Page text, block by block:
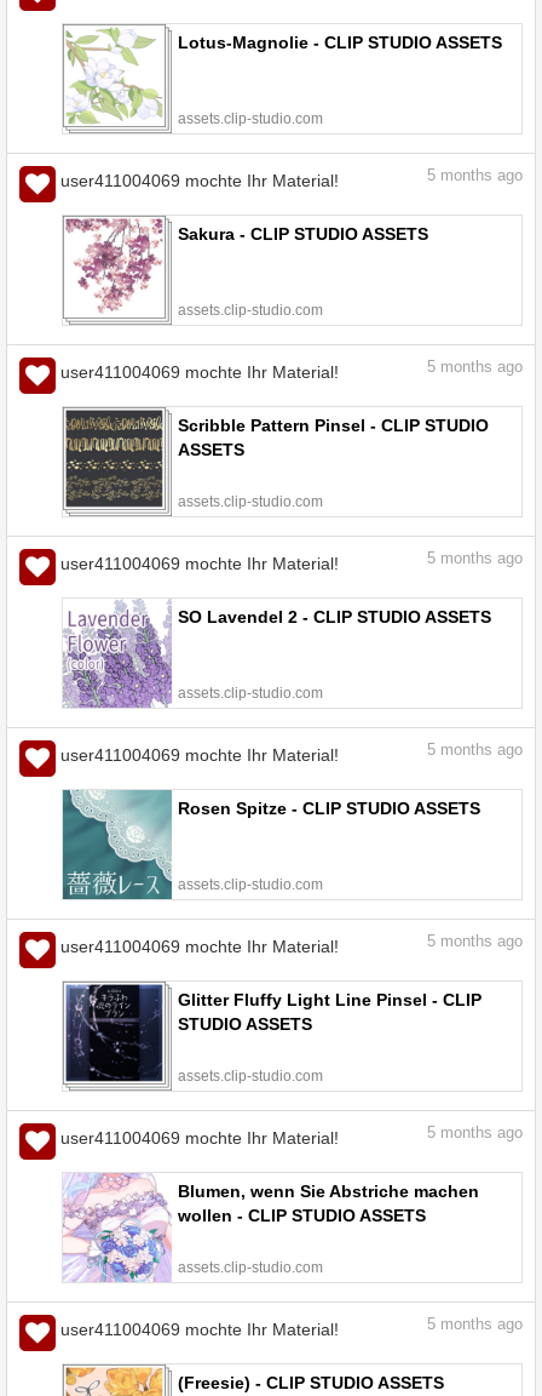
Lotus-Magnolie - CLIP STUDIO ASSETS
assets.clip-studio.com
user411004069 mochte Ihr Material! 5 months ago
Sakura - CLIP STUDIO ASSETS
assets.clip-studio.com
user411004069 mochte Ihr Material! 5 months ago
Scribble Pattern Pinsel - CLIP STUDIO
ASSETS
assets.clip-studio.com
user411004069 mochte Ihr Material! 5 months ago
SO Lavendel 2 - CLIP STUDIO ASSETS
assets.clip-studio.com
user411004069 mochte Ihr Material! 5 months ago
Rosen Spitze - CLIP STUDIO ASSETS
assets.clip-studio.com
user411004069 mochte Ihr Material! 5 months ago
Glitter Fluffy Light Line Pinsel - CLIP
STUDIO ASSETS
assets.clip-studio.com
user411004069 mochte Ihr Material! 5 months ago
Blumen, wenn Sie Abstriche machen
wollen - CLIP STUDIO ASSETS
assets.clip-studio.com
user411004069 mochte Ihr Material! 5 months ago
(Freesie) - CLIP STUDIO ASSETS